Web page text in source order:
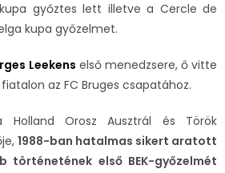
győztes lett illetve a Cercle de
kupa győzelmet.
Leekens első menedzsere, ő vitte
az FC Bruges csapatához.
Holland Orosz Ausztrál és Török
1988-ban hatalmas sikert aratott
történetének első BEK-győzelmét